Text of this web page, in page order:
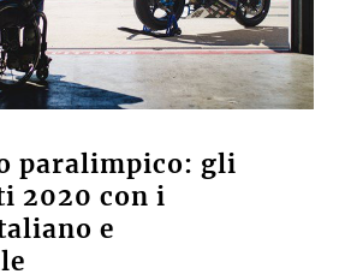
paralimpico: gli
2020 con i
e